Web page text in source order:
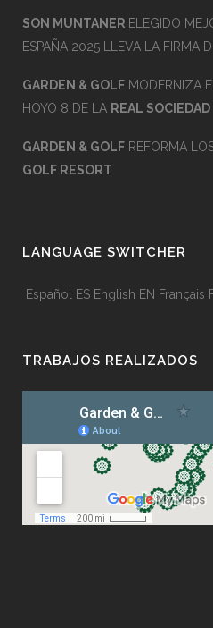
SON MUNTANER ELEGIDO
ESPAÑA 2025 LLEVA LA FIRMA
GARDEN & GOLF MODERNIZA
HOYO 8 DE LA REAL
GARDEN & GOLF REFORMA
GOLF RESORT
LANGUAGE SWITCHER
Español ES English EN Français
TRABAJOS REALIZADOS